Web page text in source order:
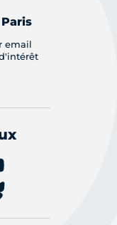
email